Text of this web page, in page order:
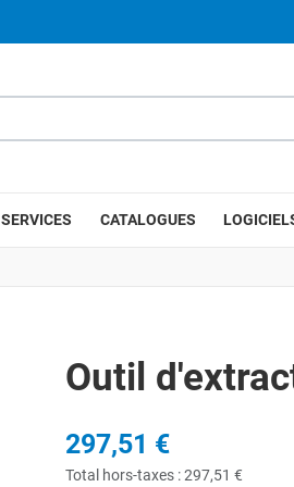
SERVICES CATALOGUES
Outil
297,51 €
Total hors-taxes :297,51 €